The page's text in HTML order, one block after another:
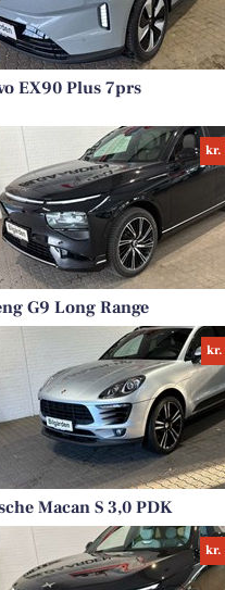
EX90 Plus 7prs
kr.
G9 Long Range
kr.
Macan S 3,0 PDK
kr.
hos os, indfører vi nu ...
Åbn opslaget